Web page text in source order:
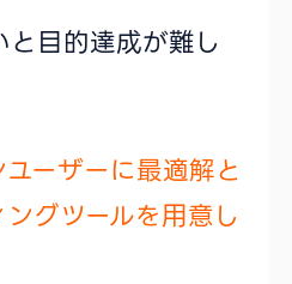
目的達成が難し
ーザーに最適解と
グツールを用意し